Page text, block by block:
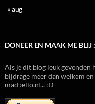
« aug
DONEER EN MAAK ME BLIJ
Als je dit blog leuk gevonden
bijdrage meer dan welkom
madbello.nl... :D